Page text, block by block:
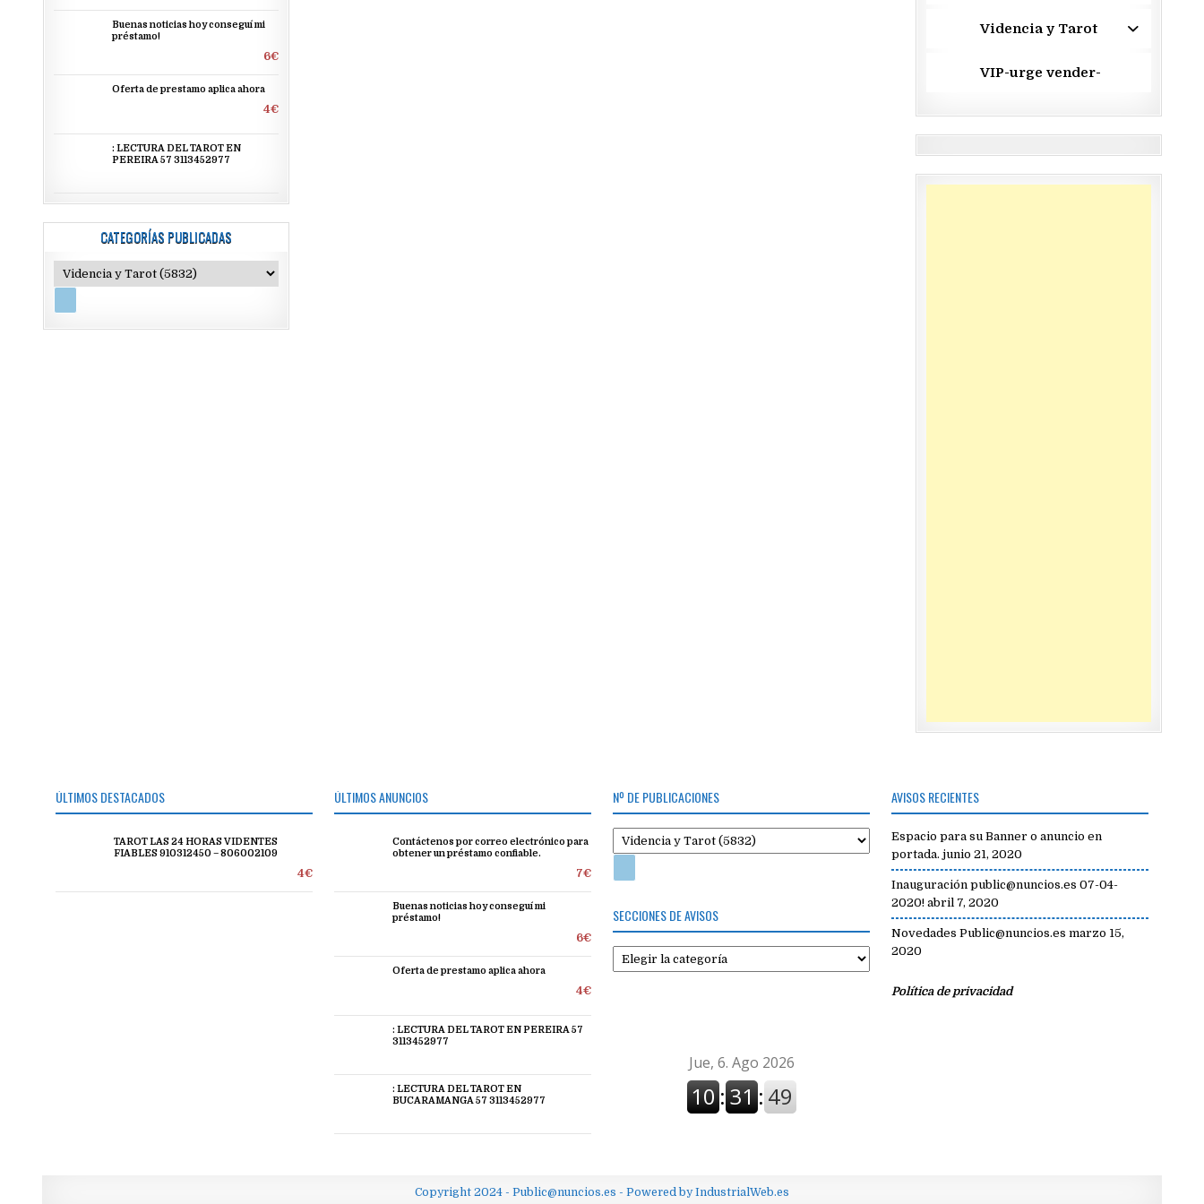
Buenas noticias hoy conseguí mi
préstamo!
6€
Oferta de prestamo aplica ahora
4€
: LECTURA DEL TAROT EN
PEREIRA 57 3113452977
CATEGORÍAS PUBLICADAS
Videncia y Tarot
VIP-urge vender-
ÚLTIMOS DESTACADOS
TAROT LAS 24 HORAS VIDENTES
FIABLES 910312450 – 806002109
4€
ÚLTIMOS ANUNCIOS
Contáctenos por correo electrónico para
obtener un préstamo confiable.
7€
Buenas noticias hoy conseguí mi
préstamo!
6€
Oferta de prestamo aplica ahora
4€
: LECTURA DEL TAROT EN PEREIRA 57
3113452977
: LECTURA DEL TAROT EN
BUCARAMANGA 57 3113452977
Nº DE PUBLICACIONES
SECCIONES DE AVISOS
Secciones
de
AVISOS RECIENTES
Espacio para su Banner o anuncio en
portada. junio 21, 2020
Inauguración public@nuncios.es 07-04-
2020! abril 7, 2020
Novedades Public@nuncios.es marzo 15,
2020
Política de privacidad
Copyright 2024 - Public@nuncios.es - Powered by IndustrialWeb.es